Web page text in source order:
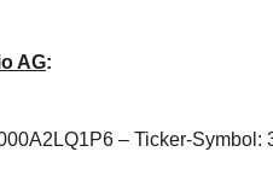
AG:
– Ticker-Symbol: